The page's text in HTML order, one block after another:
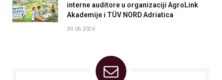
interne auditore u organizaciji AgroLink
Akademije i TÜV NORD Adriatica
30.06.2026